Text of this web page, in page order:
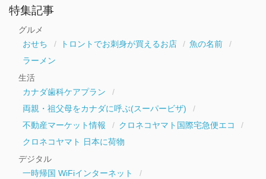
ー
カ
特集記事
グルメ
おせち
トロントでお刺身が買えるお店
魚の名前
ラーメン
生活
カナダ歯科ケアプラン
両親・祖父母をカナダに呼ぶ(スーパービザ)
不動産マーケット情報
クロネコヤマト国際宅急便エコ
クロネコヤマト 日本に荷物
デジタル
一時帰国 WiFiインターネット